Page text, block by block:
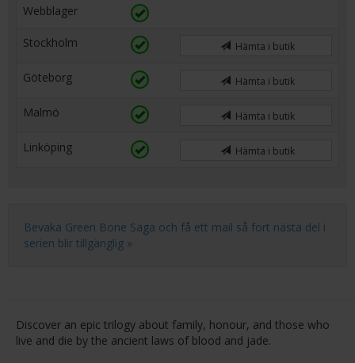
Webblager
Stockholm Hämta i butik
Göteborg Hämta i butik
Malmö Hämta i butik
Linköping Hämta i butik
Bevaka Green Bone Saga och få ett mail så fort nästa del i
serien blir tillgänglig »
Discover an epic trilogy about family, honour, and those who
live and die by the ancient laws of blood and jade.